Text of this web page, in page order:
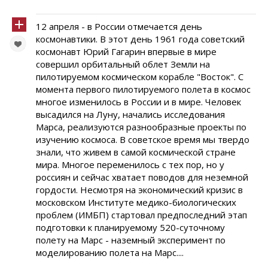
12 апреля - в России отмечается день
космонавтики. В этот день 1961 года советский
космонавт Юрий Гагарин впервые в мире
совершил орбитальный облет Земли на
пилотируемом космическом корабле "Восток". С
момента первого пилотируемого полета в космос
многое изменилось в России и в мире. Человек
высадился на Луну, начались исследования
Марса, реализуются разнообразные проекты по
изучению космоса. В советское время мы твердо
знали, что живем в самой космической стране
мира. Многое переменилось с тех пор, но у
россиян и сейчас хватает поводов для неземной
гордости. Несмотря на экономический кризис в
московском Институте медико-биологических
проблем (ИМБП) стартовал предпоследний этап
подготовки к планируемому 520-суточному
полету на Марс - наземный эксперимент по
моделированию полета на Марс....